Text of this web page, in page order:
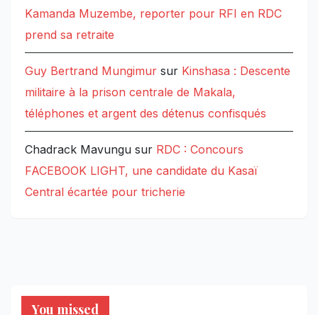
Kamanda Muzembe, reporter pour RFI en RDC
prend sa retraite
Guy Bertrand Mungimur sur Kinshasa : Descente
militaire à la prison centrale de Makala,
téléphones et argent des détenus confisqués
Chadrack Mavungu sur RDC : Concours
FACEBOOK LIGHT, une candidate du Kasaï
Central écartée pour tricherie
You missed